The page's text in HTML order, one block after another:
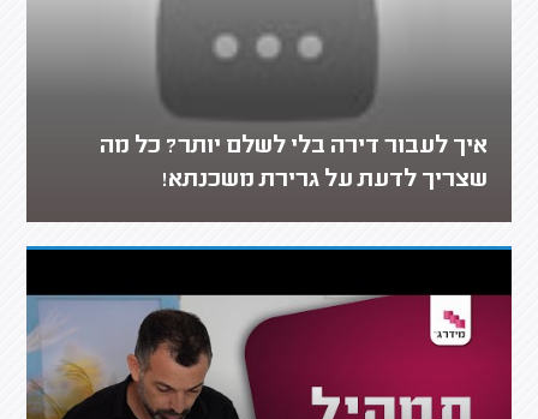
איך לעבור דירה בלי לשלם יותר? כל מה
שצריך לדעת על גרירת משכנתא!